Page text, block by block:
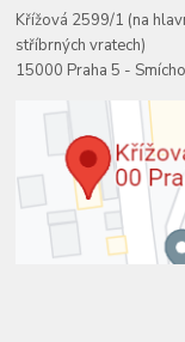
Křížová 2599/1 (na
stříbrných vratech)
15000 Praha 5 -